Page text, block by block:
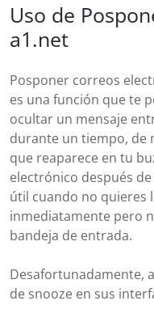
Uso de
a1.net
Posponer correos
es una función que te
ocultar un mensaje
durante un tiempo, de
que reaparece en tu
electrónico después
útil cuando no quieres
inmediatamente pero
bandeja de entrada.
Desafortunadamente,
de snooze en sus